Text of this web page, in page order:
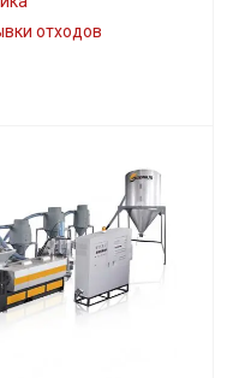
отходов